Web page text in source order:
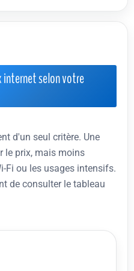
internet selon votre
d'un seul critère. Une
le prix, mais moins
Fi ou les usages intensifs.
de consulter le tableau